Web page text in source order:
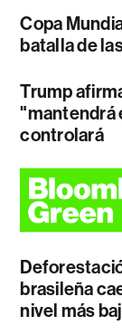
Copa
batalla de
Trump
"mantendrá
controlará
brasileña
nivel más